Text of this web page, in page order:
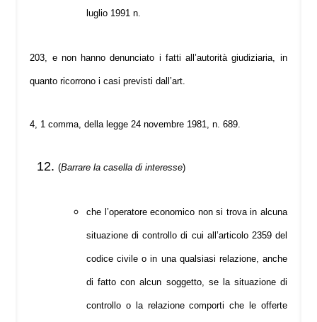
luglio 1991 n.
203, e non hanno denunciato i fatti all’autorità giudiziaria, in
quanto ricorrono i casi previsti dall’art.
4, 1 comma, della legge 24 novembre 1981, n. 689.
(Barrare la casella di interesse)
che l’operatore economico non si trova in alcuna
situazione di controllo di cui all’articolo 2359 del
codice civile o in una qualsiasi relazione, anche
di fatto con alcun soggetto, se la situazione di
controllo o la relazione comporti che le offerte